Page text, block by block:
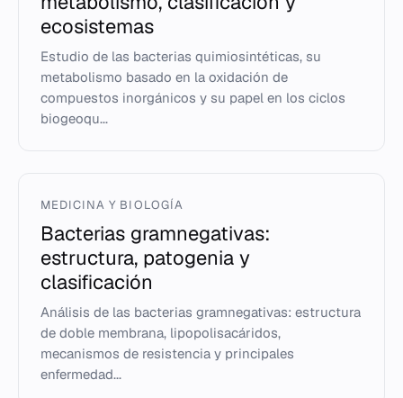
ecosistemas
Estudio de las bacterias quimiosintéticas, su
metabolismo basado en la oxidación de
compuestos inorgánicos y su papel en los ciclos
biogeoqu...
MEDICINA Y BIOLOGÍA
Bacterias gramnegativas:
estructura, patogenia y
clasificación
Análisis de las bacterias gramnegativas: estructura
de doble membrana, lipopolisacáridos,
mecanismos de resistencia y principales
enfermedad...